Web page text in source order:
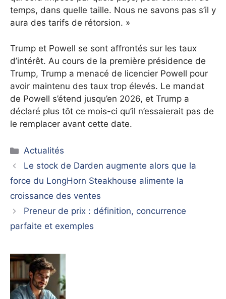
temps, dans quelle taille. Nous ne savons pas s’il y
aura des tarifs de rétorsion. »
Trump et Powell se sont affrontés sur les taux
d’intérêt. Au cours de la première présidence de
Trump, Trump a menacé de licencier Powell pour
avoir maintenu des taux trop élevés. Le mandat
de Powell s’étend jusqu’en 2026, et Trump a
déclaré plus tôt ce mois-ci qu’il n’essaierait pas de
le remplacer avant cette date.
Catégories
Actualités
Le stock de Darden augmente alors que la
force du LongHorn Steakhouse alimente la
croissance des ventes
Preneur de prix : définition, concurrence
parfaite et exemples